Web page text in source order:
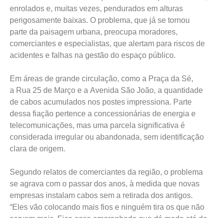
enrolados e, muitas vezes, pendurados em alturas
perigosamente baixas. O problema, que já se tornou
parte da paisagem urbana, preocupa moradores,
comerciantes e especialistas, que alertam para riscos de
acidentes e falhas na gestão do espaço público.
Em áreas de grande circulação, como a Praça da Sé,
a Rua 25 de Março e a Avenida São João, a quantidade
de cabos acumulados nos postes impressiona. Parte
dessa fiação pertence a concessionárias de energia e
telecomunicações, mas uma parcela significativa é
considerada irregular ou abandonada, sem identificação
clara de origem.
Segundo relatos de comerciantes da região, o problema
se agrava com o passar dos anos, à medida que novas
empresas instalam cabos sem a retirada dos antigos.
“Eles vão colocando mais fios e ninguém tira os que não